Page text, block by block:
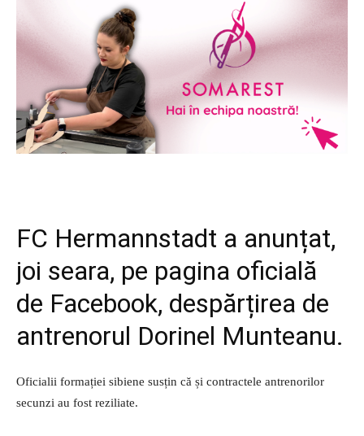
FC Hermannstadt a anunțat,
joi seara, pe pagina oficială
de Facebook, despărțirea de
antrenorul Dorinel Munteanu.
Oficialii formației sibiene susțin că și contractele antrenorilor
secunzi au fost reziliate.